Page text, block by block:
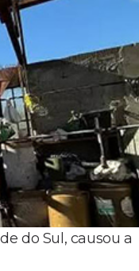
do Sul, causou a